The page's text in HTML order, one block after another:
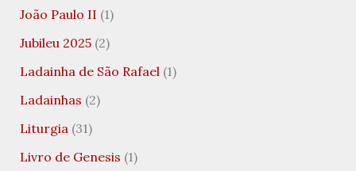
João Paulo II (1)
Jubileu 2025(2)
Ladainha de São Rafael (1)
Ladainhas (2)
Liturgia (31)
Livro de Genesis (1)